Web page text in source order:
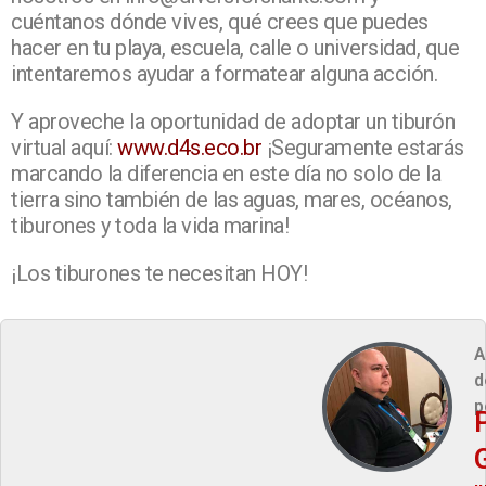
cuéntanos dónde vives, qué crees que puedes
hacer en tu playa, escuela, calle o universidad, que
intentaremos ayudar a formatear alguna acción.
Y aproveche la oportunidad de adoptar un tiburón
virtual aquí: www.d4s.eco.br ¡Seguramente estarás
marcando la diferencia en este día no solo de la
tierra sino también de las aguas, mares, océanos,
tiburones y toda la vida marina!
¡Los tiburones te necesitan HOY!